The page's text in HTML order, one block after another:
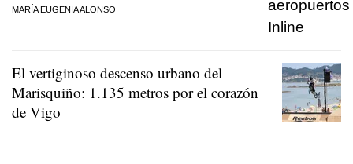
MARÍA EUGENIA ALONSO
El vertiginoso descenso urbano del
Marisquiño: 1.135 metros por el corazón
de Vigo